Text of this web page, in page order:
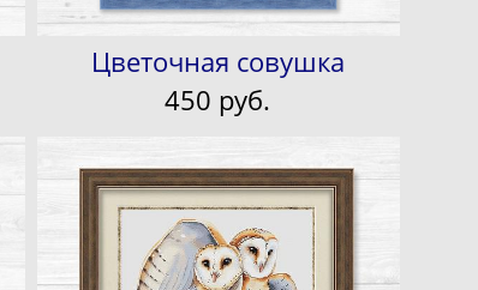
Цветочная совушка
450 pуб.